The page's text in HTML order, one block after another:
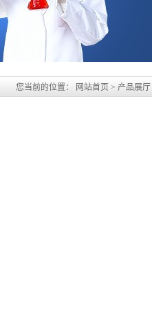
您当前的位置： 网站首页 > 产品展厅